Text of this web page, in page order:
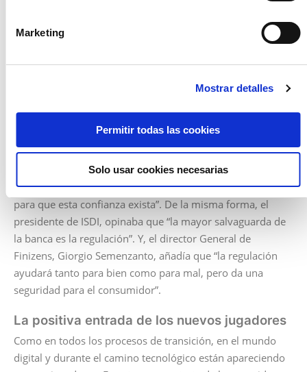
Marketing
Mostrar detalles
Permitir todas las cookies
Solo usar cookies necesarias
Por el contrario, el experto en Advanced Analytics e
González Muñoz, comentaba que «hay que diferenciar a
las compañías nuevas de las compañías de éxito. Es injusto
banco tiene un legado de trabajo».
Una de las cosas más básicas de las relaciones que se dan
entre la banca y el cliente es la confianza. Enrique Tellado
decía que “con las nuevas tecnologías tenemos que
perseguir la confianza. La regulación establece los pilares
para que esta confianza exista”. De la misma forma, el
presidente de ISDI, opinaba que “la mayor salvaguarda de
la banca es la regulación”. Y, el director General de
Finizens, Giorgio Semenzanto, añadía que “la regulación
ayudará tanto para bien como para mal, pero da una
seguridad para el consumidor”.
La positiva entrada de los nuevos jugadores
Como en todos los procesos de transición, en el mundo
digital y durante el camino tecnológico están apareciendo